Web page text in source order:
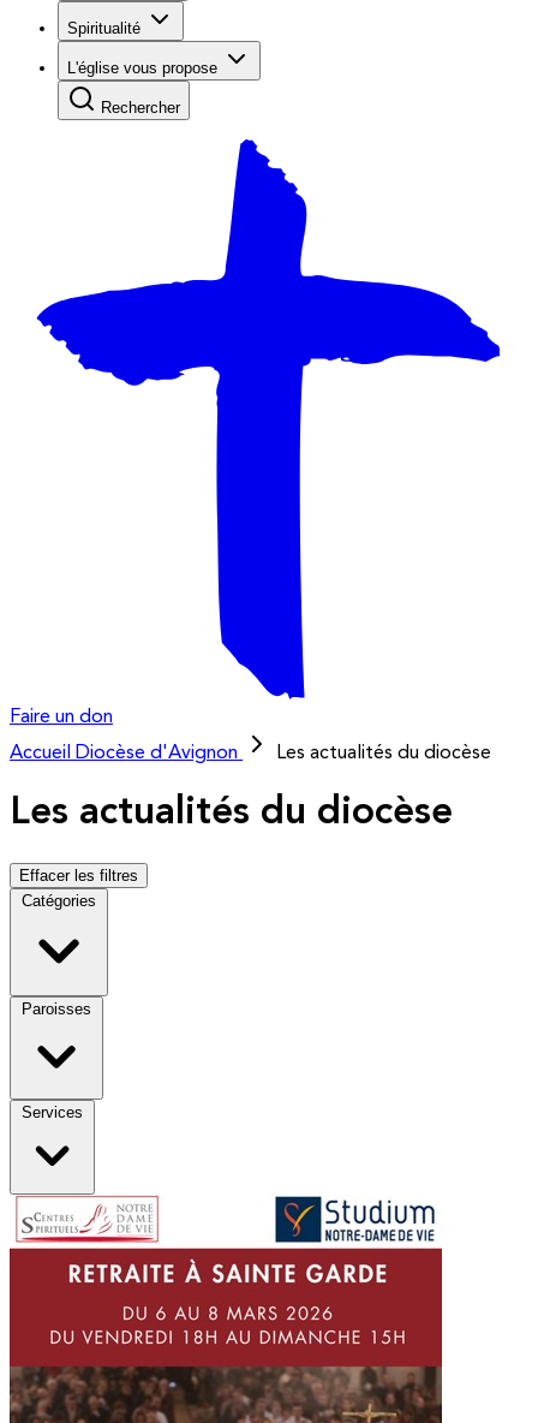
Spiritualité
L'église vous propose
Rechercher
Faire un don
Accueil
Diocèse d'Avignon Les actualités du diocèse
Les actualités du diocèse
Effacer les filtres
Catégories
Paroisses
Services